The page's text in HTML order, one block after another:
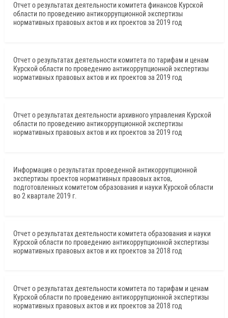
Отчет о результатах деятельности комитета финансов Курской
области по проведению антикоррупционной экспертизы
нормативных правовых актов и их проектов за 2019 год
Отчет о результатах деятельности комитета по тарифам и ценам
Курской области по проведению антикоррупционной экспертизы
нормативных правовых актов и их проектов за 2019 год
Отчет о результатах деятельности архивного управления Курской
области по проведению антикоррупционной экспертизы
нормативных правовых актов и их проектов за 2019 год
Информация о результатах проведенной антикоррупционной
экспертизы проектов нормативных правовых актов,
подготовленных комитетом образования и науки Курской области
во 2 квартале 2019 г.
Отчет о результатах деятельности комитета образования и науки
Курской области по проведению антикоррупционной экспертизы
нормативных правовых актов и их проектов за 2018 год
Отчет о результатах деятельности комитета по тарифам и ценам
Курской области по проведению антикоррупционной экспертизы
нормативных правовых актов и их проектов за 2018 год